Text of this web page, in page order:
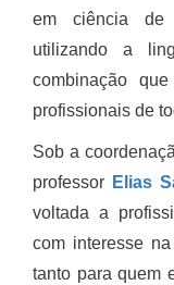
em ciência de
utilizando a
combinação
profissionais de
Sob a
professor Elias
voltada a
com interesse
tanto para quem